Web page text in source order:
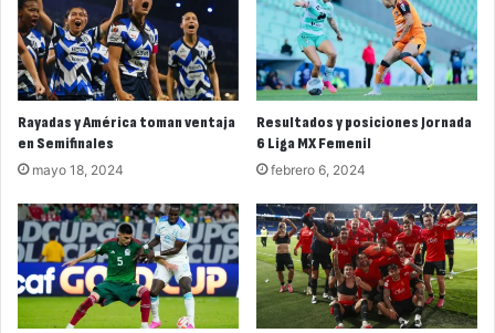
Rayadas y América toman ventaja
en Semifinales
mayo 18, 2024
Resultados y posiciones Jornada
6 Liga MX Femenil
febrero 6, 2024